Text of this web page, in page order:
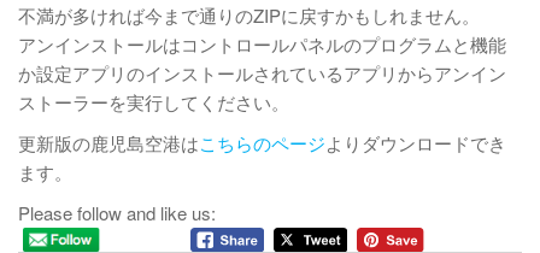
不満が多ければ今まで通りのZIPに戻すかもしれません。
アンインストールはコントロールパネルのプログラムと機能
か設定アプリのインストールされているアプリからアンイン
ストーラーを実行してください。
更新版の鹿児島空港はこちらのページよりダウンロードでき
ます。
Please follow and like us: